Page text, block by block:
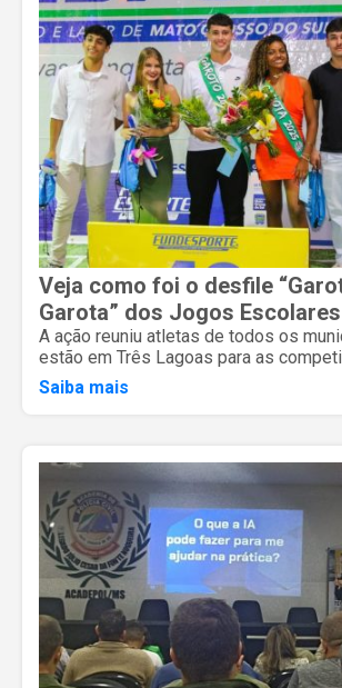
Veja como foi o desfile
Garota” dos Jogos
A ação reuniu atletas de todos os
estão em Três Lagoas para as
Saiba mais